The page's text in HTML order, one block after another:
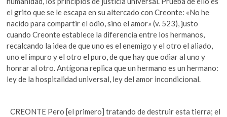
el grito que se le escapa en su altercado con Creonte: «No he
nacido para compartir el odio, sino el amor» (v. 523), justo
cuando Creonte establece la diferencia entre los hermanos,
recalcando la idea de que uno es el enemigo y el otro el aliado,
uno el impuro y el otro el puro, de que hay que odiar al uno y
honrar al otro. Antígona replica que un hermano es un hermano:
ley de la hospitalidad universal, ley del amor incondicional.
CREONTE Pero [el primero] tratando de destruir esta tierra; el